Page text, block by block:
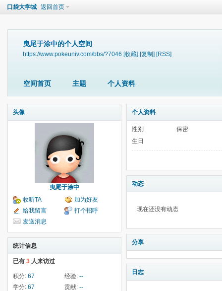
口袋大学城 返回首页
曳尾于涂中的个人空间
https://www.pokeuniv.com/bbs/?7046 [收藏] [复制] [RSS]
空间首页 主题 个人资料
头像
曳尾于涂中
收听TA
加为好友
给我留言
打个招呼
发送消息
统计信息
已有 3 人来访过
积分: 67 经验: --
学分: 67 贡献: --
个人资料
性别
保密
生日
动态
现在还没有动态
分享
日志